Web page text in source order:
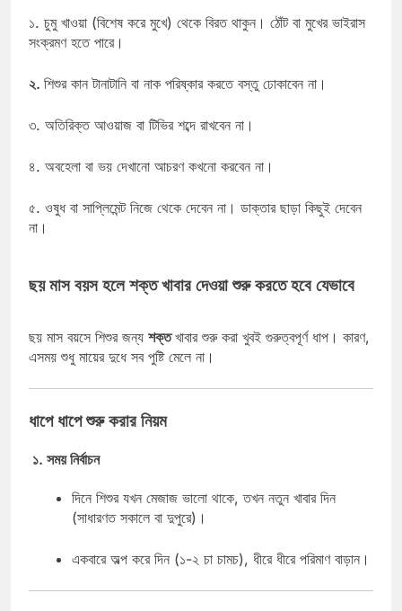
১. চুমু খাওয়া (বিশেষ করে মুখে) থেকে বিরত থাকুন। ঠোঁট বা মুখের ভাইরাস
সংক্রমণ হতে পারে।
২. শিশুর কান টানাটানি বা নাক পরিষ্কার করতে বস্তু ঢোকাবেন না।
৩. অতিরিক্ত আওয়াজ বা টিভির শব্দে রাখবেন না।
৪. অবহেলা বা ভয় দেখানো আচরণ কখনো করবেন না।
৫. ওষুধ বা সাপ্লিমেন্ট নিজে থেকে দেবেন না। ডাক্তার ছাড়া কিছুই দেবেন
না।
ছয় মাস বয়স হলে শক্ত খাবার দেওয়া শুরু করতে হবে যেভাবে
ছয় মাস বয়সে শিশুর জন্য শক্তখাবার শুরু করা খুবই গুরুত্বপূর্ণ ধাপ। কারণ,
এসময় শুধু মায়ের দুধে সব পুষ্টি মেলে না।
ধাপে ধাপে শুরু করার নিয়ম
১. সময় নির্বাচন
দিনে শিশুর যখন মেজাজ ভালো থাকে, তখন নতুন খাবার দিন
(সাধারণত সকালে বা দুপুরে)।
একবারে অল্প করে দিন (১-২ চা চামচ), ধীরে ধীরে পরিমাণ বাড়ান।